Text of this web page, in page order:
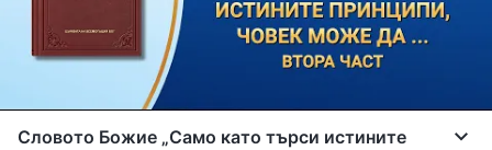
Словото Божие „Само като търси истините